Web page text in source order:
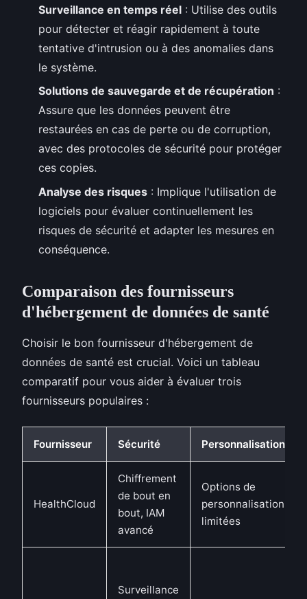
Surveillance en temps réel : Utilise des outils
pour détecter et réagir rapidement à toute
tentative d'intrusion ou à des anomalies dans
le système.
Solutions de sauvegarde et de récupération :
Assure que les données peuvent être
restaurées en cas de perte ou de corruption,
avec des protocoles de sécurité pour protéger
ces copies.
Analyse des risques : Implique l'utilisation de
logiciels pour évaluer continuellement les
risques de sécurité et adapter les mesures en
conséquence.
Comparaison des fournisseurs
d'hébergement de données de santé
Choisir le bon fournisseur d'hébergement de
données de santé est crucial. Voici un tableau
comparatif pour vous aider à évaluer trois
fournisseurs populaires :
Fournisseur Sécurité Personnalisation
HealthCloud
Chiffrement
de bout en
bout, IAM
avancé
Options de
personnalisation
limitées
Surveillance